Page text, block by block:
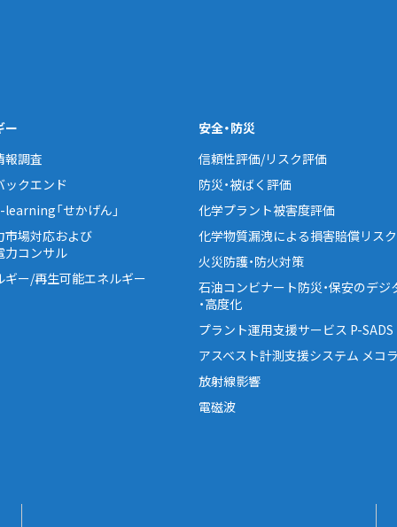
ー
報調査
ックエンド
「せかげん」
市場対応および
力コンサル
ギー/再生可能エネルギー
安全・防災
信頼性評価/リスク評価
防災・被ばく評価
化学プラント被害度評価
化学物質漏洩による損害賠償リス
火災防護・防火対策
石油コンビナート防災・保安のデジ
・高度化
プラント運用支援サービス P-SADS
アスベスト計測支援システム メコ
放射線影響
電磁波